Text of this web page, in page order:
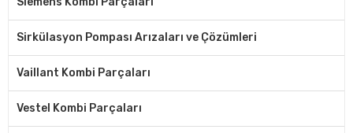
Sirkülasyon Pompası Arızaları ve Çözümleri
Vaillant Kombi Parçaları
Vestel Kombi Parçaları